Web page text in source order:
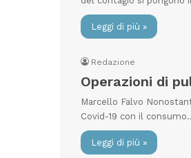
Leggi di più »
Redazione
Operazioni di
Marcello Falvo
Covid-19 con il
Leggi di più »